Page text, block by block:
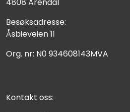
Besøksadresse:
Åsbieveien 11
Org. nr: N0 934608143MVA
Kontakt oss: